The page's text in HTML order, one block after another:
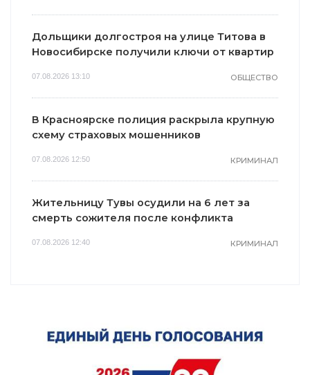
Дольщики долгостроя на улице Титова в
Новосибирске получили ключи от квартир
07.08.2026 13:10 ОБЩЕСТВО
В Красноярске полиция раскрыла крупную
схему страховых мошенников
07.08.2026 12:50 КРИМИНАЛ
Жительницу Тувы осудили на 6 лет за
смерть сожителя после конфликта
07.08.2026 12:40 КРИМИНАЛ